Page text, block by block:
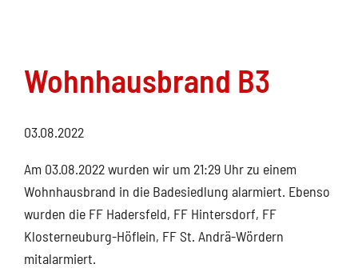
Wohnhausbrand B3
03.08.2022
Am 03.08.2022 wurden wir um 21:29 Uhr zu einem
Wohnhausbrand in die Badesiedlung alarmiert. Ebenso
wurden die FF Hadersfeld, FF Hintersdorf, FF
Klosterneuburg-Höflein, FF St. Andrä-Wördern
mitalarmiert.